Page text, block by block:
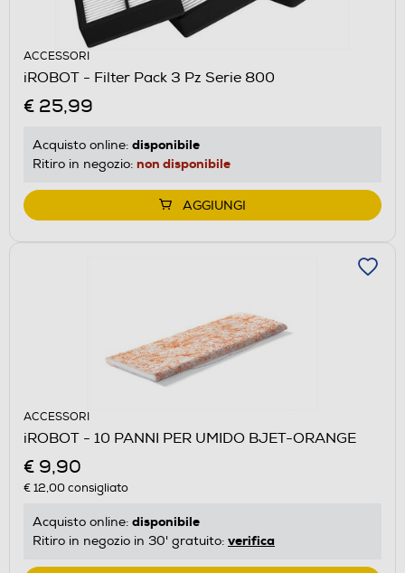
ACCESSORI
iROBOT - Filter Pack 3 Pz Serie 800
€ 25,99
Acquisto online: disponibile
Ritiro in negozio: non disponibile
AGGIUNGI
ACCESSORI
iROBOT - 10 PANNI PER UMIDO BJET-ORANGE
€ 9,90
€ 12,00consigliato
Acquisto online: disponibile
Ritiro in negozio in 30' gratuito: verifica